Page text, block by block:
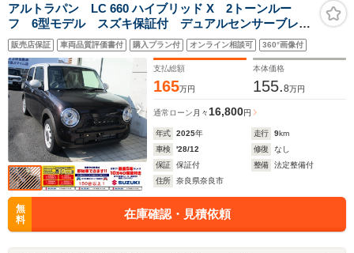
アルトラパン LC 660 ハイブリッド X 2トーンルー
フ 6型モデル スズキ保証付 デュアルセンサーブレー
キサポートII 低速時ブレーキサポート パーキングセン
サー 車線逸脱抑制機能 LEDヘッドランプ アイドリ
ングストップ USB電源ソケット
販売店保証 車両品質評価書付 購入プラン付 オンライン相談可 360°画像付
支払総額
165万円
本体価格
155.8万円
通常ローン 月々 16,800円
年式 2025年 走行 9km
車検
'28/12 修復
なし
保証
保証付 整備
法定整備付
住所
奈良県奈良市
無
料
在庫確認・見積依頼